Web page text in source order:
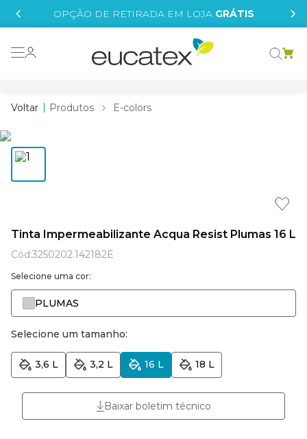
OPÇÃO DE RETIRADA EM LOJA GRÁTIS
Produtos E-colors
Tinta Impermeabilizante Acqua Resist Plumas 16 L
Cód:3250202.142182E
Selecione uma cor:
PLUMAS
Selecione um tamanho:
3,6 L 3,2 L 16 L 18 L
Baixar boletim técnico
tinta
tinta